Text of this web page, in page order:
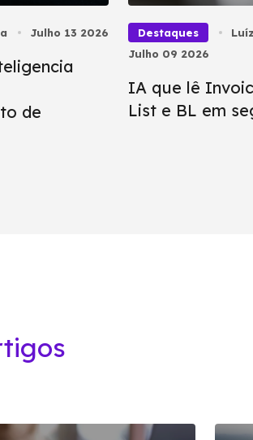
Julho 13 2026
de
Destaques
Julho 09 2026
IA que lê
List e BL em